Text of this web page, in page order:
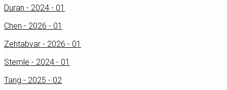
Duran - 2024 - 01
Chen - 2026 - 01
Zehtabvar - 2026 - 01
Stemle - 2024 - 01
Tang - 2025 - 02